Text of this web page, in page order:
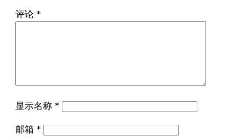
评论 *
显示名称 *
邮箱 *